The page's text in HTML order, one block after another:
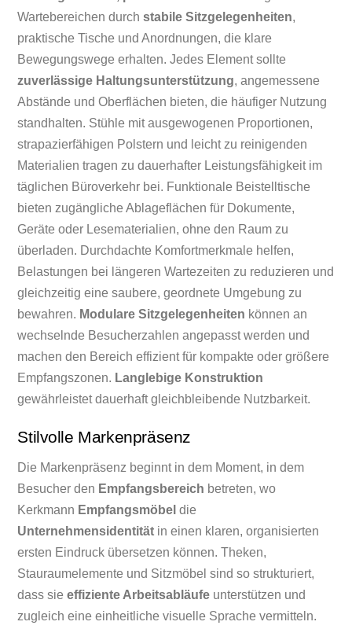
Wartebereichen durchstabile Sitzgelegenheiten,
praktische Tische und Anordnungen, die klare
Bewegungswege erhalten. Jedes Element sollte
zuverlässige Haltungsunterstützung, angemessene
Abstände und Oberflächen bieten, die häufiger Nutzung
standhalten. Stühle mit ausgewogenen Proportionen,
strapazierfähigen Polstern und leicht zu reinigenden
Materialien tragen zu dauerhafter Leistungsfähigkeit im
täglichen Büroverkehr bei. Funktionale Beistelltische
bieten zugängliche Ablageflächen für Dokumente,
Geräte oder Lesematerialien, ohne den Raum zu
überladen. Durchdachte Komfortmerkmale helfen,
Belastungen bei längeren Wartezeiten zu reduzieren und
gleichzeitig eine saubere, geordnete Umgebung zu
bewahren. Modulare Sitzgelegenheiten können an
wechselnde Besucherzahlen angepasst werden und
machen den Bereich effizient für kompakte oder größere
Empfangszonen. Langlebige Konstruktion
gewährleistet dauerhaft gleichbleibende Nutzbarkeit.
Stilvolle Markenpräsenz
Die Markenpräsenz beginnt in dem Moment, in dem
Besucher den Empfangsbereich betreten, wo
Kerkmann Empfangsmöbel die
Unternehmensidentität in einen klaren, organisierten
ersten Eindruck übersetzen können. Theken,
Stauraumelemente und Sitzmöbel sind so strukturiert,
dass sieeffiziente Arbeitsabläufe unterstützen und
zugleich eine einheitliche visuelle Sprache vermitteln.